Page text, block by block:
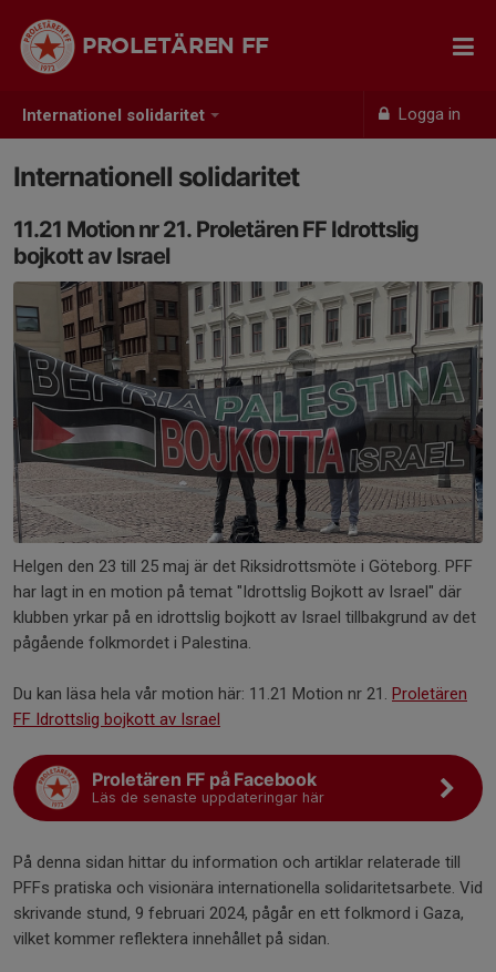
Internationel solidaritet Logga in
PROLETÄREN FF
Internationell solidaritet
11.21 Motion nr 21. Proletären FF Idrottslig
bojkott av Israel
Helgen den 23 till 25 maj är det Riksidrottsmöte i Göteborg. PFF
har lagt in en motion på temat "Idrottslig Bojkott av Israel" där
klubben yrkar på en idrottslig bojkott av Israel tillbakgrund av det
pågående folkmordet i Palestina.
Du kan läsa hela vår motion här: 11.21 Motion nr 21. Proletären
FF Idrottslig bojkott av Israel
Proletären FF på Facebook
Läs de senaste uppdateringar här
På denna sidan hittar du information och artiklar relaterade till
PFFs pratiska och visionära internationella solidaritetsarbete. Vid
skrivande stund, 9 februari 2024, pågår en ett folkmord i Gaza,
vilket kommer reflektera innehållet på sidan.